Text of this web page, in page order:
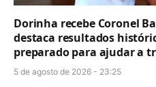
Dorinha recebe Coronel
destaca resultados
preparado para ajudar a
5 de agosto de 2026 - 23:25